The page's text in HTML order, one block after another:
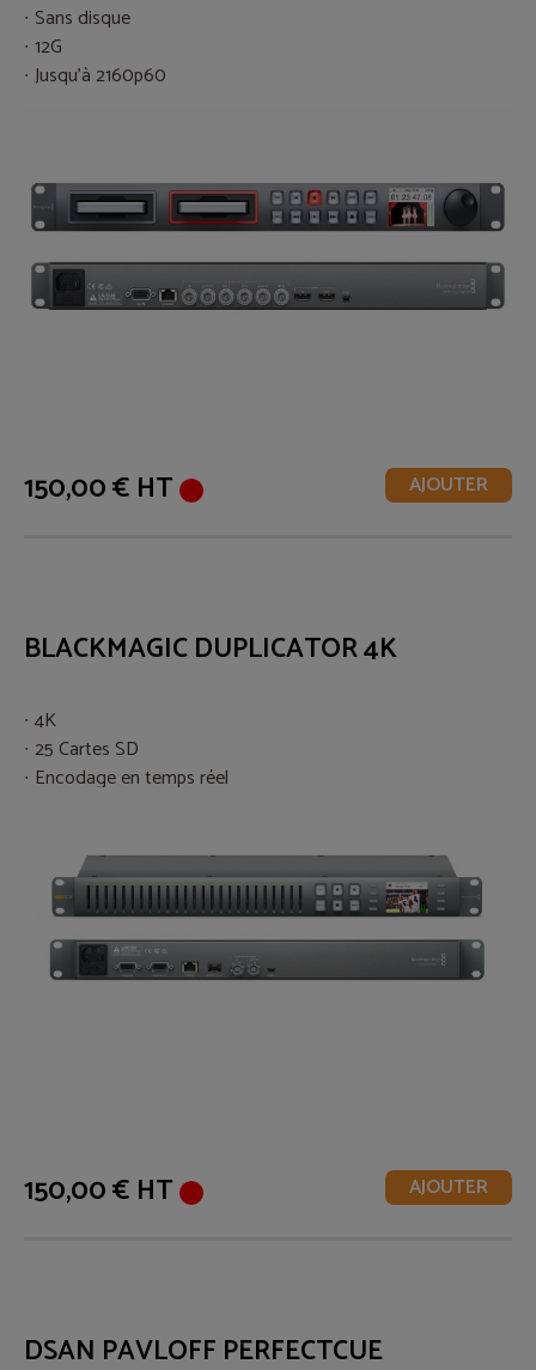
Sans disque
12G
Jusqu'à 2160p60
150,00 € HT AJOUTER
BLACKMAGIC DUPLICATOR 4K
4K
25 Cartes SD
Encodage en temps réel
150,00 € HT AJOUTER
DSAN PAVLOFF PERFECTCUE